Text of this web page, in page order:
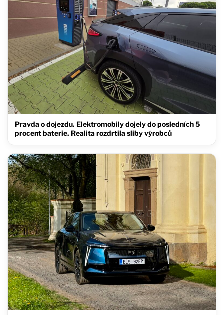
Pravda o dojezdu. Elektromobily dojely do posledních 5
procent baterie. Realita rozdrtila sliby výrobců